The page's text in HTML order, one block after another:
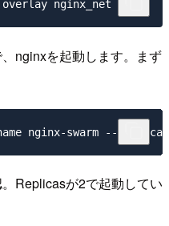
nginxを起動します。まず
Replicasが2で起動してい